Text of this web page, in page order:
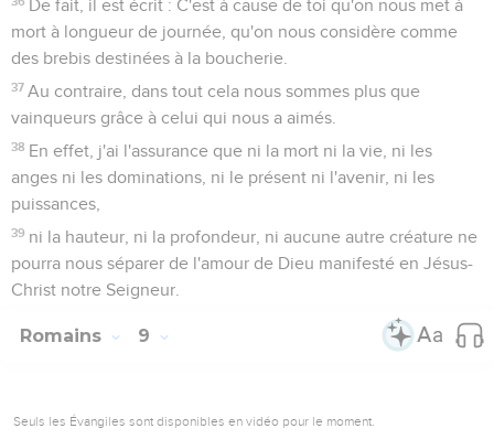
De fait, il est écrit : C'est à cause de toi qu'on nous met à
mort à longueur de journée, qu'on nous considère comme
des brebis destinées à la boucherie.
37 Au contraire, dans tout cela nous sommes plus que
vainqueurs grâce à celui qui nous a aimés.
38 En effet, j'ai l'assurance que ni la mort ni la vie, ni les
anges ni les dominations, ni le présent ni l'avenir, ni les
puissances,
39 ni la hauteur, ni la profondeur, ni aucune autre créature ne
pourra nous séparer de l'amour de Dieu manifesté en Jésus-
Christ notre Seigneur.
Romains 9
Seuls les Évangiles sont disponibles en vidéo pour le moment.